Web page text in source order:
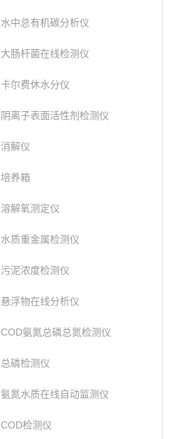
水中总有机碳分析仪
大肠杆菌在线检测仪
卡尔费休水分仪
阴离子表面活性剂检测仪
消解仪
培养箱
溶解氧测定仪
水质重金属检测仪
污泥浓度检测仪
悬浮物在线分析仪
COD氨氮总磷总氮检测仪
总磷检测仪
氨氮水质在线自动监测仪
COD检测仪